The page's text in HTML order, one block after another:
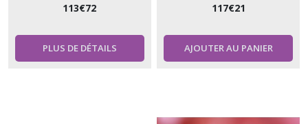
113€72
PLUS DE DÉTAILS
117€21
AJOUTER AU PANIER